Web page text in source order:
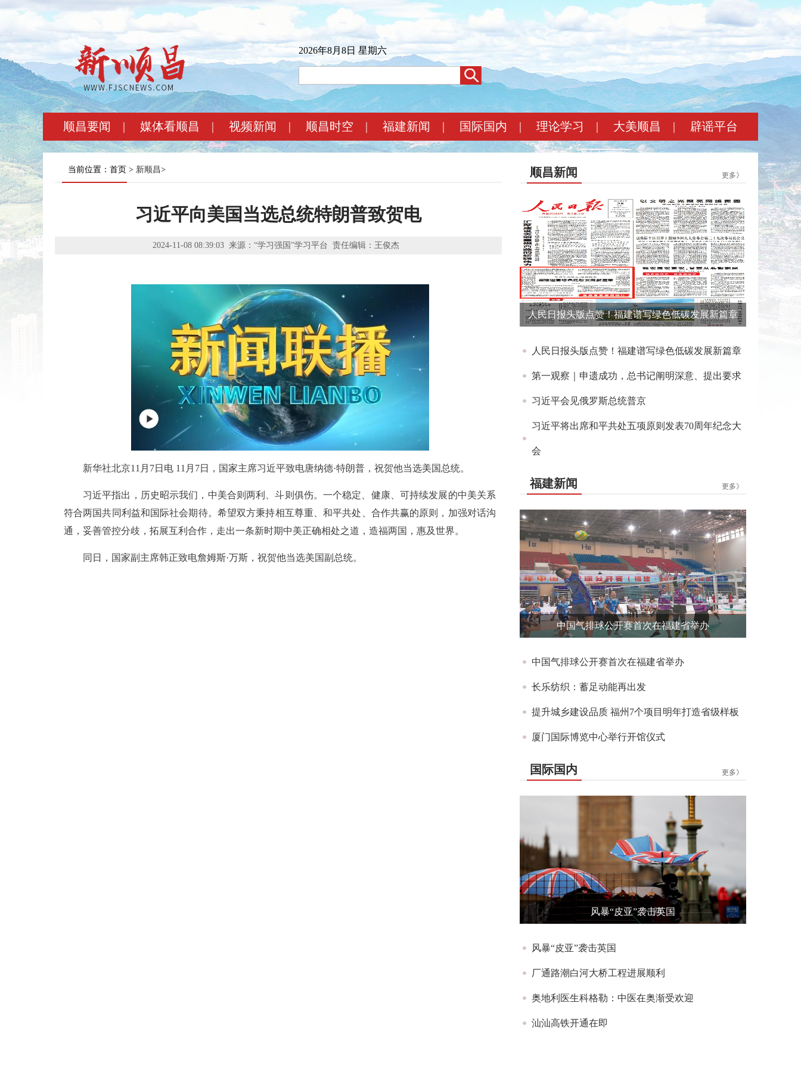
2026年8月8日 星期六
顺昌要闻 | 媒体看顺昌 | 视频新闻 | 顺昌时空 | 福建新闻 | 国际国内 | 理论学习 | 大美顺昌 | 辟谣平台
当前位置：首页 > 新顺昌>
习近平向美国当选总统特朗普致贺电
2024-11-08 08:39:03 来源：“学习强国”学习平台 责任编辑：王俊杰
新华社北京11月7日电 11月7日，国家主席习近平致电唐纳德·特朗普，祝贺他当选美国总统。
习近平指出，历史昭示我们，中美合则两利、斗则俱伤。一个稳定、健康、可持续发展的中美关系
符合两国共同利益和国际社会期待。希望双方秉持相互尊重、和平共处、合作共赢的原则，加强对话沟
通，妥善管控分歧，拓展互利合作，走出一条新时期中美正确相处之道，造福两国，惠及世界。
同日，国家副主席韩正致电詹姆斯·万斯，祝贺他当选美国副总统。
更多》
顺昌新闻
人民日报头版点赞！福建谱写绿色低碳发展新篇章
人民日报头版点赞！福建谱写绿色低碳发展新篇章
第一观察｜申遗成功，总书记阐明深意、提出要求
习近平会见俄罗斯总统普京
习近平将出席和平共处五项原则发表70周年纪念大
会
更多》
福建新闻
中国气排球公开赛首次在福建省举办
中国气排球公开赛首次在福建省举办
长乐纺织：蓄足动能再出发
提升城乡建设品质 福州7个项目明年打造省级样板
厦门国际博览中心举行开馆仪式
更多》
国际国内
风暴“皮亚”袭击英国
风暴“皮亚”袭击英国
厂通路潮白河大桥工程进展顺利
奥地利医生科格勒：中医在奥渐受欢迎
汕汕高铁开通在即